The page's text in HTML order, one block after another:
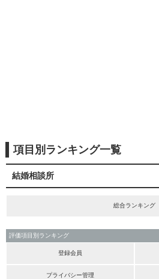
項目別ランキング一覧
結婚相談所
総合ランキング
評価項目別ランキング
登録会員
プライバシー管理